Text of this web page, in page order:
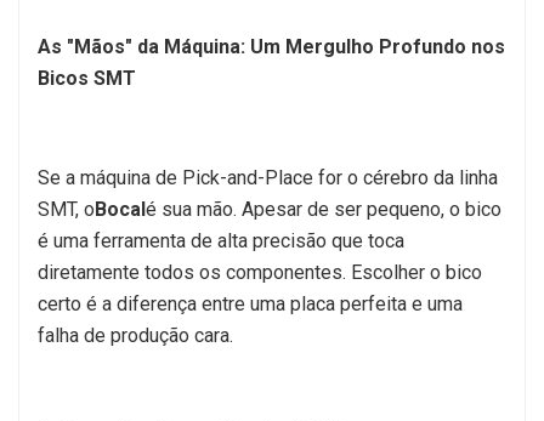
As "Mãos" da Máquina: Um Mergulho Profundo nos
Bicos SMT
Se a máquina de Pick-and-Place for o cérebro da linha
SMT, oBocalé sua mão. Apesar de ser pequeno, o bico
é uma ferramenta de alta precisão que toca
diretamente todos os componentes. Escolher o bico
certo é a diferença entre uma placa perfeita e uma
falha de produção cara.